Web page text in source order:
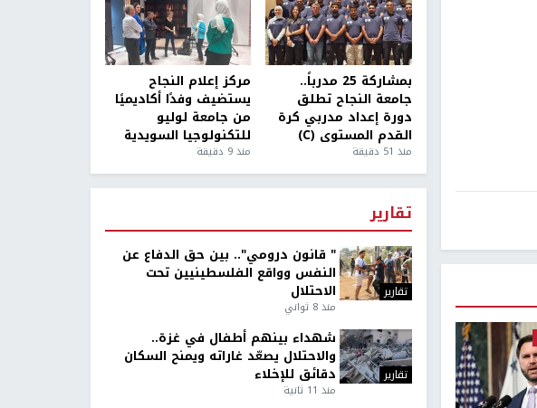
بمشاركة 25 مدرباً..
جامعة النجاح تطلق
دورة إعداد مدربي كرة
القدم المستوى (C)
منذ 51 دقيقة
مركز إعلام النجاح
يستضيف وفدًا أكاديميًا
من جامعة لوليو
للتكنولوجيا السويدية
منذ 9 دقيقة
تقارير
تقارير
" قانون درومي".. بين حق الدفاع عن
النفس وواقع الفلسطينيين تحت
الاحتلال
منذ 8 ثواني
تقارير
شهداء بينهم أطفال في غزة..
والاحتلال يصعّد غاراته ويمنح السكان
دقائق للإخلاء
منذ 11 ثانية